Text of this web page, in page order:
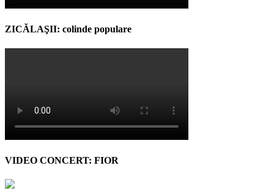
ZICĂLAŞII: colinde populare
VIDEO CONCERT: FIOR